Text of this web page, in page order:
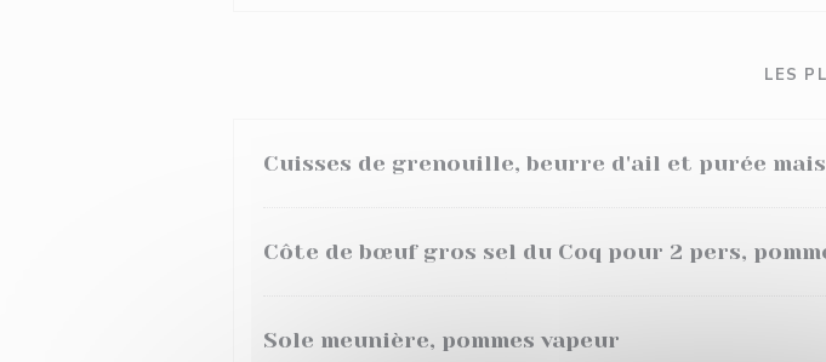
LES
Cuisses de grenouille, beurre d'ail et purée
Côte de bœuf gros sel du Coq pour 2 pers,
Sole meunière, pommes vapeur